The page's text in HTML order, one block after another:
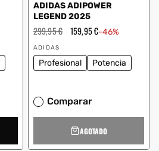
ADIDAS ADIPOWER
LEGEND 2025
Precio
habitual
299,95 € Precio
159,95 €-46%
Proveedor:
ADIDAS
Profesional Potencia
Comparar
AGOTADO